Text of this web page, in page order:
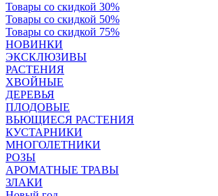
Товары со скидкой 30%
Товары со скидкой 50%
Товары со скидкой 75%
НОВИНКИ
ЭКСКЛЮЗИВЫ
РАСТЕНИЯ
ХВОЙНЫЕ
ДЕРЕВЬЯ
ПЛОДОВЫЕ
ВЬЮЩИЕСЯ РАСТЕНИЯ
КУСТАРНИКИ
МНОГОЛЕТНИКИ
РОЗЫ
АРОМАТНЫЕ ТРАВЫ
ЗЛАКИ